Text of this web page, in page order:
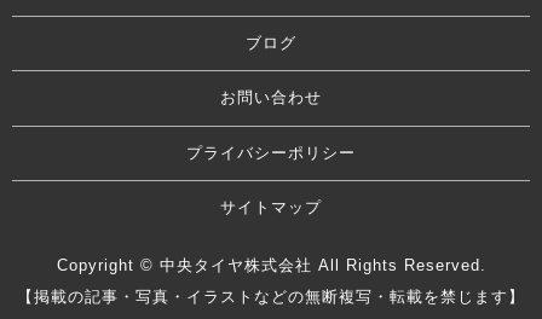
ブログ
お問い合わせ
プライバシーポリシー
サイトマップ
Copyright © 中央タイヤ株式会社 All Rights Reserved.
【掲載の記事・写真・イラストなどの無断複写・転載を禁じます】